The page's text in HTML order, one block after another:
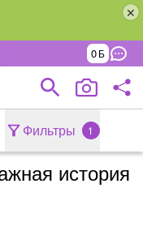
0
Фильтры 1
история